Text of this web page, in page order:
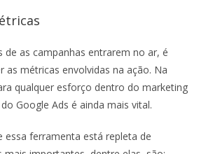
de as campanhas entrarem no ar, é
as métricas envolvidas na ação. Na
qualquer esforço dentro do marketing
Google Ads é ainda mais vital.
essa ferramenta está repleta de